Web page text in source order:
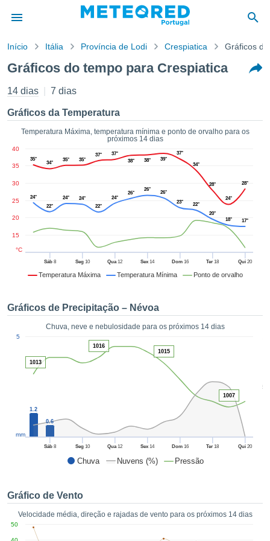
da
foi
por
para
que as
a este
digital
fornecer-
de alta
botão
o
no
como
um perfil
CONTINUAR
Início Itália Província de Lodi Crespiatica Gráficos
Gráficos do tempo para Crespiatica
14 dias 7 dias
Gráficos da Temperatura
Temperatura Máxima, temperatura mínima e ponto de orvalho para os
próximos 14 dias
Temperatura Máxima Temperatura Mínima Ponto de orvalho
Sáb8 Seg10 Qua12 Sex 14 Dom16 Ter 18 Qui 20
15
20
25
30
35
40
°C
35°
34°
35° 35°
37°
37°
38°
38° 39°
37°
34°
28°
24°
28°
24°
22°
24°
24°
22°
24°
26°
26°
26°
23°
22°
20°
18°
17°
Gráficos de Precipitação – Névoa
Chuva, neve e nebulosidade para os próximos 14 dias
Chuva Nuvens (%) Pressão
50
Sáb8 Seg10 Qua12 Sex 14 Dom16 Ter 18 Qui 20
5
mm
1.2
0.6
1013
1016
1015
1007
Gráfico de Vento
Velocidade média, direção e rajadas de vento para os próximos 14 dias
50